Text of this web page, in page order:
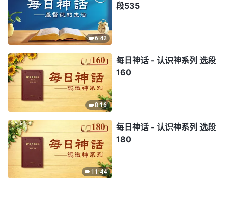
6:42
段535
8:16
每日神话 - 认识神系列 选段
160
11:44
每日神话 - 认识神系列 选段
180